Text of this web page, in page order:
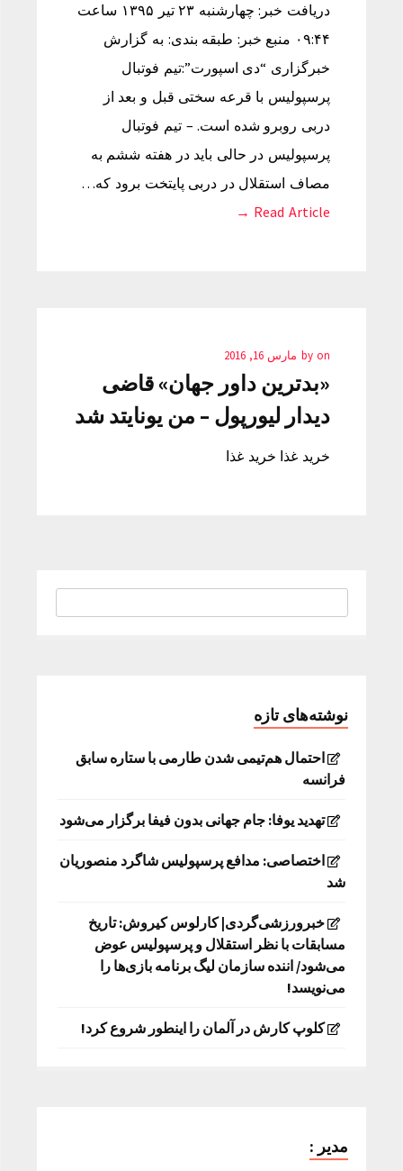
دریافت خبر: چهارشنبه ۲۳ تیر ۱۳۹۵ ساعت
۰۹:۴۴ منبع خبر: طبقه بندی: به گزارش
خبرگزاری “دی اسپورت”:تیم فوتبال
پرسپولیس با قرعه سختی قبل و بعد از
دربی روبرو شده است. – تیم فوتبال
پرسپولیس در حالی باید در هفته ششم به
مصاف استقلال در دربی پایتخت برود که…
Read Article →
by on مارس 16, 2016
«بدترین داور جهان» قاضی
دیدار لیورپول – من یونایتد شد
خرید غذا خرید غذا
نوشته‌های تازه
احتمال هم‌تیمی شدن طارمی با ستاره سابق
فرانسه
تهدید یوفا: جام جهانی بدون فیفا برگزار می‌شود
اختصاصی: مدافع پرسپولیس شاگرد منصوریان
شد
خبرورزشی‌گردی| کارلوس کیروش: تاریخ
مسابقات با نظر استقلال و پرسپولیس عوض
می‌شود/ اننده سازمان لیگ برنامه بازی‌ها را
می‌نویسد!
کلوپ کارش در آلمان را اینطور شروع کرد!
مدیر :